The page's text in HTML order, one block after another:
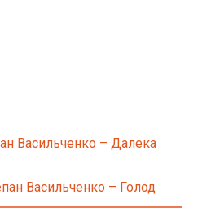
Васильченко – Далека
Васильченко – Голод